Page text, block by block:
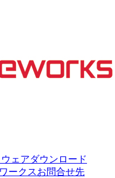
ェアダウンロード
ークスお問合せ先